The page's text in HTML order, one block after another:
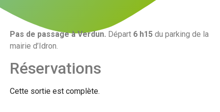
Pas de passage à Verdun. Départ 6 h15 du parking de la
mairie d’Idron.
Réservations
Cette sortie est complète.